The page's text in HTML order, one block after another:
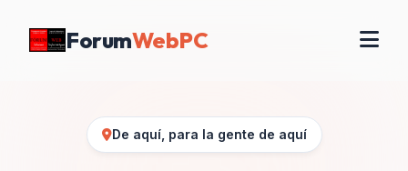
ForumWebPC
De aquí, para la gente de aquí